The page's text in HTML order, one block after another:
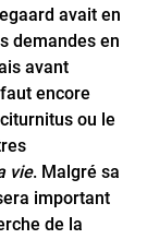
avait en
demandes en
avant
encore
ou le
vie. Malgré sa
important
de la